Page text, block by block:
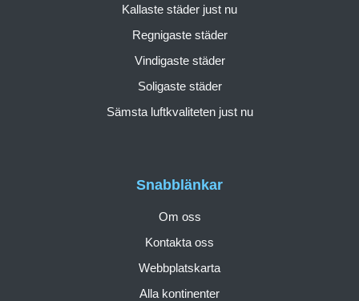
Snabblänkar
Om oss
Kontakta oss
Webbplatskarta
Alla kontinenter
Kallaste städer just nu
Regnigaste städer
Vindigaste städer
Soligaste städer
Sämsta luftkvaliteten just nu